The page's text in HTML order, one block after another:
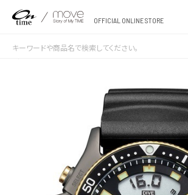
OFFICIAL ONLINE STORE